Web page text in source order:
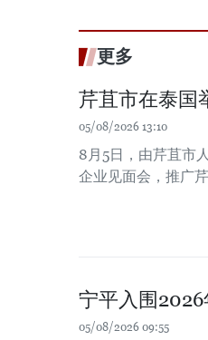
更多
芹苴市在泰国
05/08/2026 13:10
8月5日，由芹苴市
企业见面会，推广
宁平入围
05/08/2026 09:55